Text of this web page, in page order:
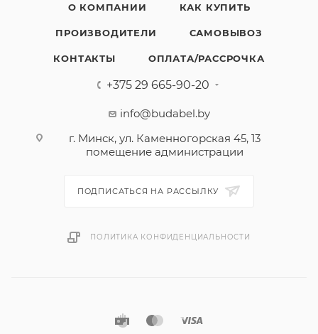
О КОМПАНИИ КАК КУПИТЬ
ПРОИЗВОДИТЕЛИ САМОВЫВОЗ
КОНТАКТЫ ОПЛАТА/РАССРОЧКА
+375 29 665-90-20
info@budabel.by
г. Минск, ул. Каменногорская 45, 13
помещение администрации
ПОДПИСАТЬСЯ НА РАССЫЛКУ
ПОЛИТИКА КОНФИДЕНЦИАЛЬНОСТИ